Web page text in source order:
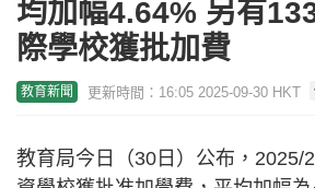
均加幅4.64% 另有
際學校獲批加費
教育新聞 更新時間：16:05 2025-09-30 HKT
教育局今日（30日）公布，2025/